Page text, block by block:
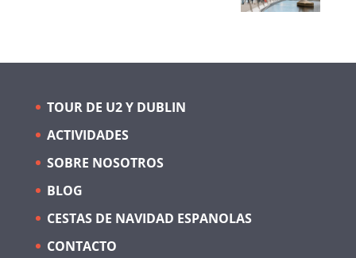
TOUR DE U2 Y DUBLIN
ACTIVIDADES
SOBRE NOSOTROS
BLOG
CESTAS DE NAVIDAD ESPANOLAS
CONTACTO